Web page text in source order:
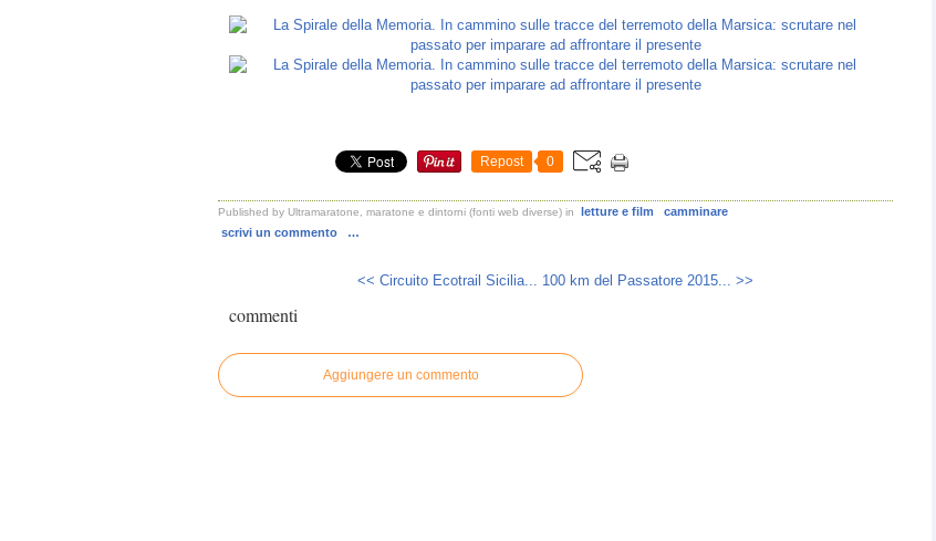
Repost 0
Published by Ultramaratone, maratone e dintorni (fonti web diverse) in letture e film
camminare
scrivi un commento
…
<< Circuito Ecotrail Sicilia... 100 km del Passatore 2015... >>
commenti
Aggiungere un commento